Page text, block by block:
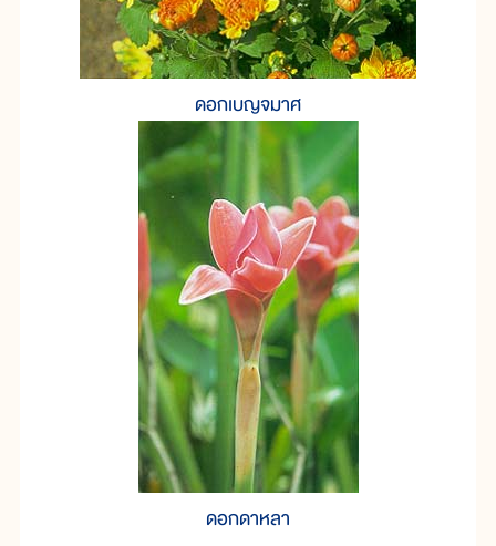
ดอกเบญจมาศ
ดอกดาหลา